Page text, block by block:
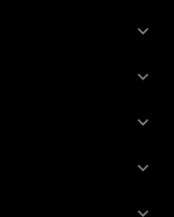



